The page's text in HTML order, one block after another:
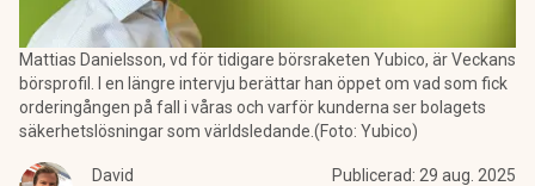
Mattias Danielsson, vd för tidigare börsraketen Yubico, är Veckans
börsprofil. I en längre intervju berättar han öppet om vad som fick
orderingången på fall i våras och varför kunderna ser bolagets
säkerhetslösningar som världsledande.(Foto: Yubico)
David
Publicerad: 29 aug. 2025